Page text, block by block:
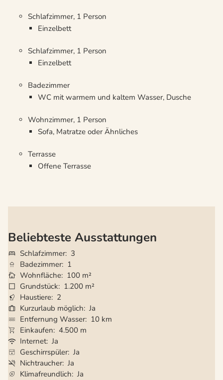
Schlafzimmer, 1 Person
Einzelbett
Schlafzimmer, 1 Person
Einzelbett
Badezimmer
WC mit warmem und kaltem Wasser, Dusche
Wohnzimmer, 1 Person
Sofa, Matratze oder Ähnliches
Terrasse
Offene Terrasse
Beliebteste Ausstattungen
Schlafzimmer 3
Badezimmer 1
Wohnfläche 100 m²
Grundstück
1.200 m²
Haustiere 2
Kurzurlaub möglich Ja
Entfernung Wasser 10 km
Einkaufen 4.500 m
Internet Ja
Geschirrspüler Ja
Nichtraucher Ja
Klimafreundlich Ja